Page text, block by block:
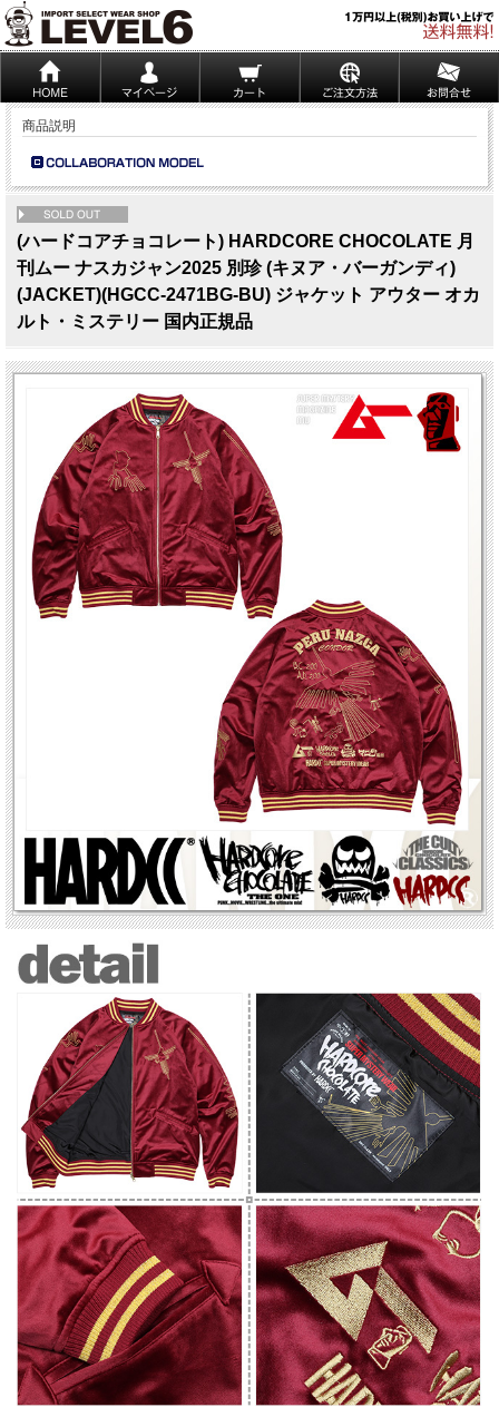
商品説明
(ハードコアチョコレート) HARDCORE CHOCOLATE 月
刊ムー ナスカジャン2025 別珍 (キヌア・バーガンディ)
(JACKET)(HGCC-2471BG-BU) ジャケット アウター オカ
ルト・ミステリー 国内正規品